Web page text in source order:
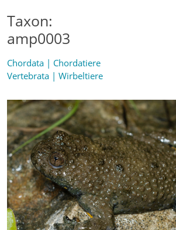
Taxon:
amp0003
Chordata | Chordatiere
Vertebrata | Wirbeltiere